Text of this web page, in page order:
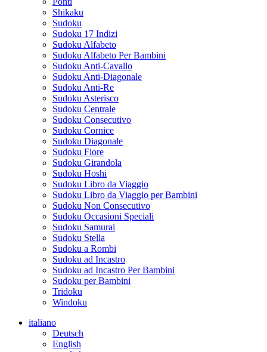
Shikaku
Sudoku
Sudoku 17 Indizi
Sudoku Alfabeto
Sudoku Alfabeto Per Bambini
Sudoku Anti-Cavallo
Sudoku Anti-Diagonale
Sudoku Anti-Re
Sudoku Asterisco
Sudoku Centrale
Sudoku Consecutivo
Sudoku Cornice
Sudoku Diagonale
Sudoku Fiore
Sudoku Girandola
Sudoku Hoshi
Sudoku Libro da Viaggio
Sudoku Libro da Viaggio per Bambini
Sudoku Non Consecutivo
Sudoku Occasioni Speciali
Sudoku Samurai
Sudoku Stella
Sudoku a Rombi
Sudoku ad Incastro
Sudoku ad Incastro Per Bambini
Sudoku per Bambini
Tridoku
Windoku
italiano
Deutsch
English